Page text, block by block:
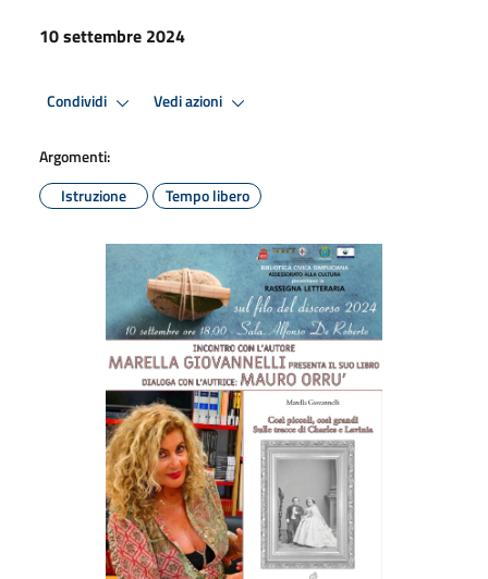
10 settembre 2024
Condividi Vedi azioni
Argomenti:
Istruzione
Tempo libero